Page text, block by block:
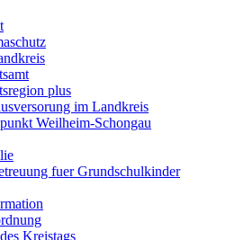
plus
im Landkreis
Weilheim-Schongau
fuer Grundschulkinder
Kreistags